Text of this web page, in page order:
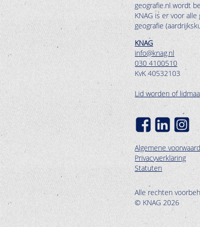
geografie.nl wordt
KNAG is er voor
geografie
KNAG
info@knag.nl
030 4100510
KvK 40532103
Lid worden of
Algemene
Privacyverklaring
Statuten
Alle rechten
© KNAG 2026